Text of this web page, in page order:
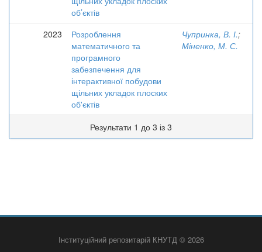
об’єктів
2023
Розроблення
математичного та
програмного
забезпечення для
інтерактивної побудови
щільних укладок плоских
об'єктів
Чупринка, В. І.;
Міненко, М. С.
Результати 1 до 3 із 3
Інституційний репозитарій КНУТД © 2026